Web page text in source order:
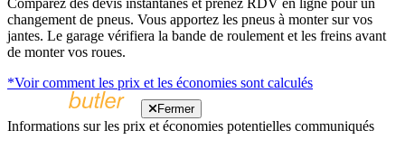
changement de pneus. Vous apportez les pneus à monter sur vos
jantes. Le garage vérifiera la bande de roulement et les freins avant
de monter vos roues.
*Voir comment les prix et les économies sont calculés
Fermer
Informations sur les prix et économies potentielles communiqués